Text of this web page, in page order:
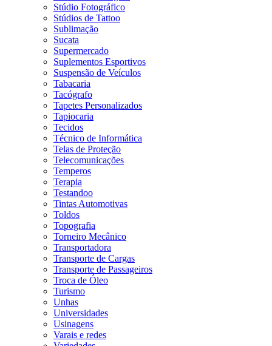
Stúdio Fotográfico
Stúdios de Tattoo
Sublimação
Sucata
Supermercado
Suplementos Esportivos
Suspensão de Veículos
Tabacaria
Tacógrafo
Tapetes Personalizados
Tapiocaria
Tecidos
Técnico de Informática
Telas de Proteção
Telecomunicações
Temperos
Terapia
Testandoo
Tintas Automotivas
Toldos
Topografia
Torneiro Mecânico
Transportadora
Transporte de Cargas
Transporte de Passageiros
Troca de Óleo
Turismo
Unhas
Universidades
Usinagens
Varais e redes